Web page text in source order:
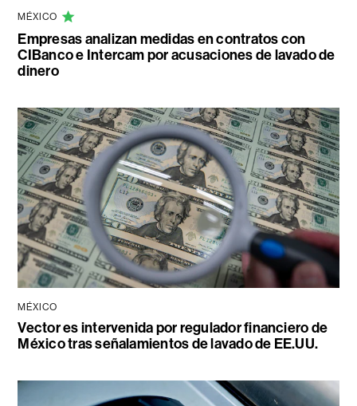
MÉXICO
Empresas analizan medidas en contratos con
CIBanco e Intercam por acusaciones de lavado de
dinero
MÉXICO
Vector es intervenida por regulador financiero de
México tras señalamientos de lavado de EE.UU.